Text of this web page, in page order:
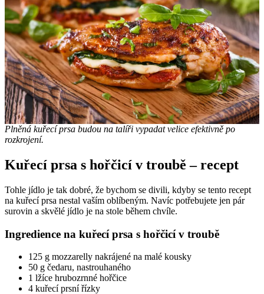
Plněná kuřecí prsa budou na talíři vypadat velice efektivně po
rozkrojení.
Kuřecí prsa s hořčicí v troubě – recept
Tohle jídlo je tak dobré, že bychom se divili, kdyby se tento recept
na kuřecí prsa nestal vaším oblíbeným. Navíc potřebujete jen pár
surovin a skvělé jídlo je na stole během chvíle.
Ingredience na kuřecí prsa s hořčicí v troubě
125 g mozzarelly nakrájené na malé kousky
50 g čedaru, nastrouhaného
1 lžíce hrubozrnné hořčice
4 kuřecí prsní řízky